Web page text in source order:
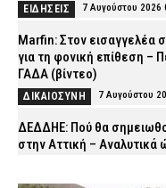
ΕΙΔΗΣΕΙΣ 7 Αυγούστου 2026
Marfin: Στον εισαγγελέα
για τη φονική επίθεση –
ΓΑΔΑ (βίντεο)
ΔΙΚΑΙΟΣΥΝΗ 7 Αυγούστου
ΔΕΔΔΗΕ: Πού θα
στην Αττική – Αναλυτικά